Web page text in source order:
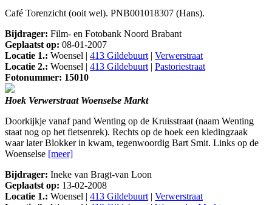
Café Torenzicht (ooit wel). PNB001018307 (Hans).
Bijdrager: Film- en Fotobank Noord Brabant
Geplaatst op: 08-01-2007
Locatie 1.: Woensel | 413 Gildebuurt| Verwerstraat
Locatie 2.: Woensel | 413 Gildebuurt| Pastoriestraat
Fotonummer: 15010
Hoek Verwerstraat Woenselse Markt
Doorkijkje vanaf pand Wenting op de Kruisstraat (naam Wenting
staat nog op het fietsenrek). Rechts op de hoek een kledingzaak
waar later Blokker in kwam, tegenwoordig Bart Smit. Links op de
Woenselse [meer]
Bijdrager: Ineke van Bragt-van Loon
Geplaatst op: 13-02-2008
Locatie 1.: Woensel | 413 Gildebuurt| Verwerstraat